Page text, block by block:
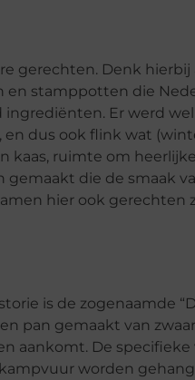
gerechten. Denk hierbij
en stamppotten die
Er werd wel
dus ook flink wat
kaas, ruimte om
gemaakt die de smaak
hier ook gerechten
is de zogenaamde
pan gemaakt van
aankomt. De specifieke
worden